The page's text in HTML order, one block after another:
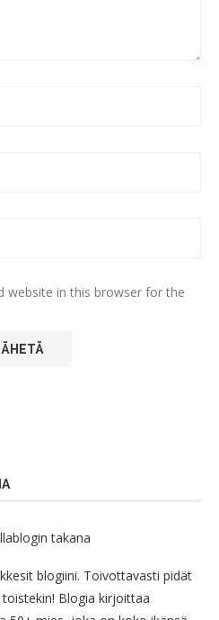
website in this browser for the
blogiini. Toivottavasti pidät
Blogia kirjoittaa